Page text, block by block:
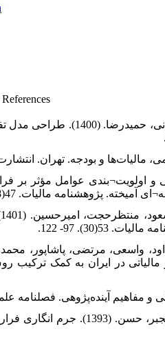
References
1. بلوری، امین، مرادی،
هادی. (1399). شناسایی و اولویت¬بندی
پژوهشنامه مالیات. 47(28). 7-30.
97- 122.
7. رستمی، ولی، ایزدی،